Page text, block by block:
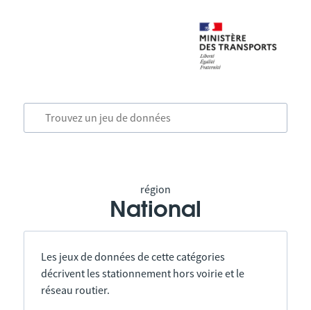
région
National
Les jeux de données de cette catégories
décrivent les stationnement hors voirie et le
réseau routier.